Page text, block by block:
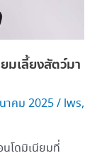
มเลี้ยงสัตว์มา
าคม 2025/ lws,
นโดมิเนียมที่